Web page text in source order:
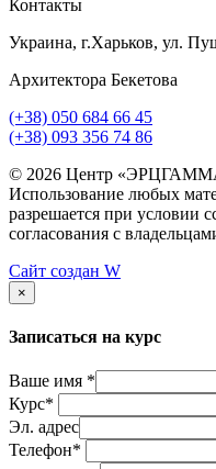
Контакты
Украина, г.Харьков, ул.
Архитектора Бекетова
(+38) 050 684 66 45
(+38) 093 356 74 86
© 2026 Центр
Использование любых
разрешается при условии
согласования с
Сайт создан W
×
Записаться на курс
Ваше имя *
Курс*
Эл. адрес
Телефон*